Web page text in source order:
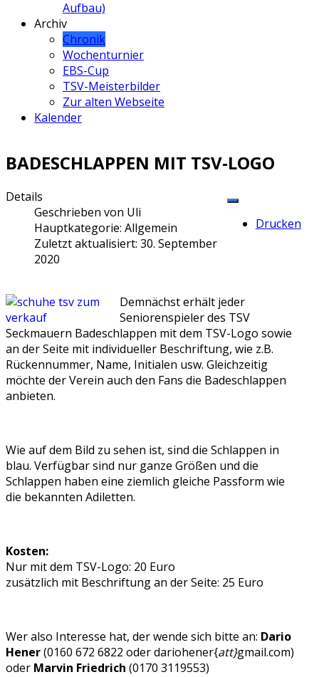
Aufbau)
Archiv
Chronik
Wochenturnier
EBS-Cup
TSV-Meisterbilder
Zur alten Webseite
Kalender
BADESCHLAPPEN MIT TSV-LOGO
Drucken
Details
Geschrieben von Uli
Hauptkategorie: Allgemein
Zuletzt aktualisiert: 30. September
2020
Demnächst erhält jeder
Seniorenspieler des TSV
Seckmauern Badeschlappen mit dem TSV-Logo sowie
an der Seite mit individueller Beschriftung, wie z.B.
Rückennummer, Name, Initialen usw. Gleichzeitig
möchte der Verein auch den Fans die Badeschlappen
anbieten.
Wie auf dem Bild zu sehen ist, sind die Schlappen in
blau. Verfügbar sind nur ganze Größen und die
Schlappen haben eine ziemlich gleiche Passform wie
die bekannten Adiletten.
Kosten:
Nur mit dem TSV-Logo: 20 Euro
zusätzlich mit Beschriftung an der Seite: 25 Euro
Wer also Interesse hat, der wende sich bitte an: Dario
Hener(0160 672 6822 oder dariohener{att}gmail.com)
oder Marvin Friedrich (0170 3119553)